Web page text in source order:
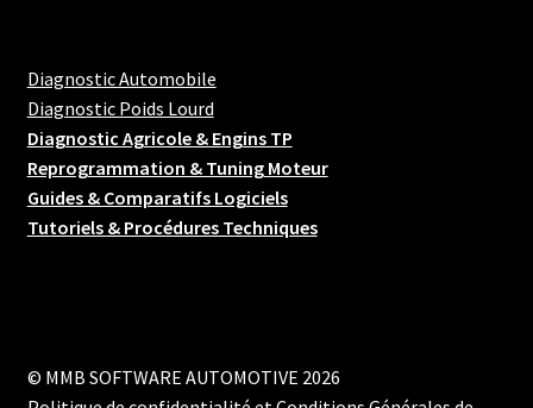
Diagnostic Automobile
Diagnostic Poids Lourd
Diagnostic Agricole & Engins TP
Reprogrammation & Tuning Moteur
Guides & Comparatifs Logiciels
Tutoriels & Procédures Techniques
© MMB SOFTWARE AUTOMOTIVE 2026